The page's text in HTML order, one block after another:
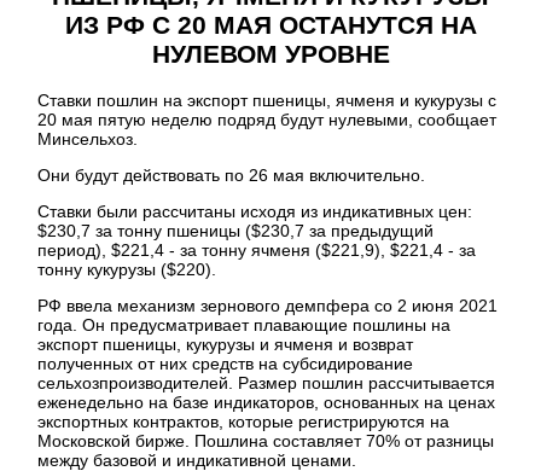
ИЗ РФ С 20 МАЯ ОСТАНУТСЯ НА
НУЛЕВОМ УРОВНЕ
Ставки пошлин на экспорт пшеницы, ячменя и кукурузы с
20 мая пятую неделю подряд будут нулевыми, сообщает
Минсельхоз.
Они будут действовать по 26 мая включительно.
Ставки были рассчитаны исходя из индикативных цен:
$230,7 за тонну пшеницы ($230,7 за предыдущий
период), $221,4 - за тонну ячменя ($221,9), $221,4 - за
тонну кукурузы ($220).
РФ ввела механизм зернового демпфера со 2 июня 2021
года. Он предусматривает плавающие пошлины на
экспорт пшеницы, кукурузы и ячменя и возврат
полученных от них средств на субсидирование
сельхозпроизводителей. Размер пошлин рассчитывается
еженедельно на базе индикаторов, основанных на ценах
экспортных контрактов, которые регистрируются на
Московской бирже. Пошлина составляет 70% от разницы
между базовой и индикативной ценами.